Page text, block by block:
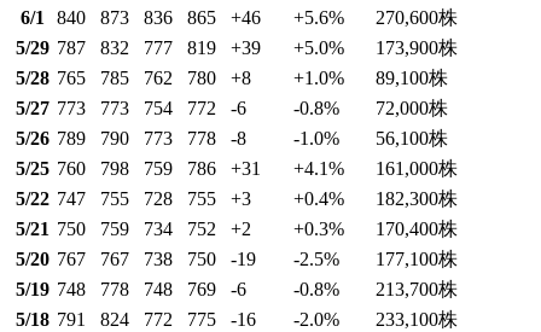
6/1
840 873 836 865 +46 +5.6% 270,600株
5/29 787 832 777 819 +39 +5.0% 173,900株
5/28 765 785 762 780 +8 +1.0% 89,100株
5/27 773 773 754 772 -6 -0.8% 72,000株
5/26 789 790 773 778 -8 -1.0% 56,100株
5/25 760 798 759 786 +31 +4.1% 161,000株
5/22 747 755 728 755 +3 +0.4% 182,300株
5/21 750 759 734 752 +2 +0.3% 170,400株
5/20 767 767 738 750 -19 -2.5% 177,100株
5/19 748 778 748 769 -6 -0.8% 213,700株
5/18 791 824 772 775 -16 -2.0% 233,100株